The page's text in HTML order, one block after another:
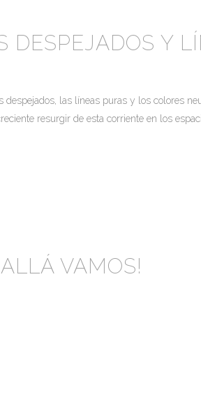
DESPEJADOS Y
las líneas puras y los colores
resurgir de esta corriente en los
VAMOS!